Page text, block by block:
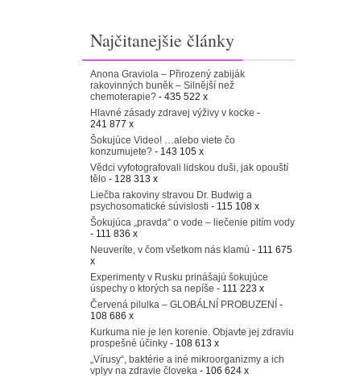
Najčitanejšie články
Anona Graviola – Přirozený zabiják
rakovinných buněk – Silnější než
chemoterapie? - 435 522 x
Hlavné zásady zdravej výživy v kocke -
241 877 x
Šokujúce Video! …alebo viete čo
konzumujete? - 143 105 x
Vědci vyfotografovali lidskou duši, jak opouští
tělo - 128 313 x
Liečba rakoviny stravou Dr. Budwig a
psychosomatické súvislosti - 115 108 x
Šokujúca „pravda“ o vode – liečenie pitím vody
- 111 836 x
Neuveríte, v čom všetkom nás klamú - 111 675
x
Experimenty v Rusku prinášajú šokujúce
úspechy o ktorých sa nepíše - 111 223 x
Červená pilulka – GLOBÁLNÍ PROBUZENÍ -
108 686 x
Kurkuma nie je len korenie. Objavte jej zdraviu
prospešné účinky - 108 613 x
„Vírusy“, baktérie a iné mikroorganizmy a ich
vplyv na zdravie človeka - 106 624 x